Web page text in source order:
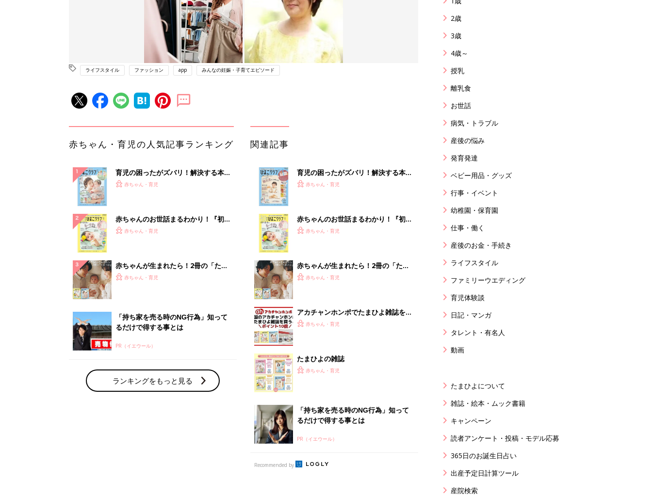
ライフスタイル ファッション app みんなの妊娠・子育てエピソード
赤ちゃん・育児の人気記事ランキング
育児の困ったがズバリ！解決する本
『ひよこクラブ 夏号』 4カ月～2才
赤ちゃん・育児
赤ちゃんのお世話まるわかり！『初め
てのひよこクラブ 夏号』〈巻頭大特
赤ちゃん・育児
赤ちゃんが生まれたら！2冊の「たま
ひよ」
赤ちゃん・育児
「持ち家を売る時のNG行為」知って
るだけで得する事とは
PR（イエウール）
ランキングをもっと見る
関連記事
育児の困ったがズバリ！解決する本
『ひよこクラブ 秋号』 4カ月～2才
赤ちゃん・育児
赤ちゃんのお世話まるわかり！『初め
てのひよこクラブ 夏号』〈巻頭大特
赤ちゃん・育児
赤ちゃんが生まれたら！2冊の「たま
ひよ」
赤ちゃん・育児
アカチャンホンポでたまひよ雑誌を買
うとポイント10倍【期間限定】
赤ちゃん・育児
たまひよの雑誌
赤ちゃん・育児
「持ち家を売る時のNG行為」知って
るだけで得する事とは
PR（イエウール）
Recommended by
2歳
3歳
4歳～
授乳
離乳食
お世話
病気・トラブル
産後の悩み
発育発達
ベビー用品・グッズ
行事・イベント
幼稚園・保育園
仕事・働く
産後のお金・手続き
ライフスタイル
ファミリーウエディング
育児体験談
日記・マンガ
タレント・有名人
動画
たまひよについて
雑誌・絵本・ムック書籍
キャンペーン
読者アンケート・投稿・モデル応募
365日のお誕生日占い
出産予定日計算ツール
産院検索